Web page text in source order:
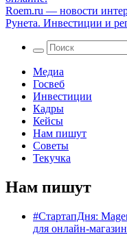
Roem.ru — новости
Рунета. Инвестиции и
Медиа
Госвеб
Инвестиции
Кадры
Кейсы
Нам пишут
Советы
Текучка
Нам пишут
#СтартапДня:
для онлайн-